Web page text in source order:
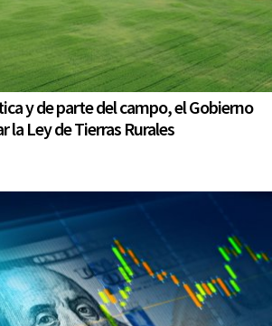
y de parte del campo, el Gobierno
la Ley de Tierras Rurales